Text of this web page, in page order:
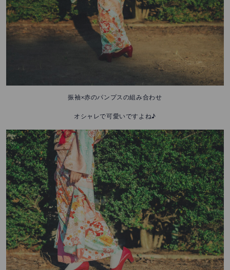
振袖×赤のパンプスの組み合わせ
オシャレで可愛いですよね♪